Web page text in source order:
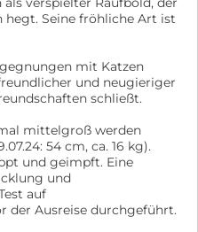
hegt. Seine fröhliche Art ist
mit Katzen
und neugieriger
schließt.
mittelgroß werden
54 cm, ca. 16 kg).
und geimpft. Eine
und
auf
der Ausreise durchgeführt.